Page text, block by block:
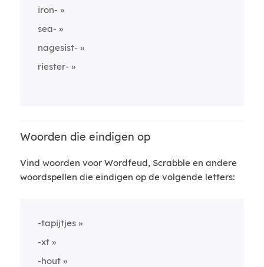
iron-
sea-
nagesist-
riester-
Woorden die eindigen op
Vind woorden voor Wordfeud, Scrabble en andere
woordspellen die eindigen op de volgende letters:
-tapijtjes
-xt
-hout